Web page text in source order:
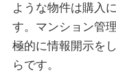
ような物件は購入
す。マンション管
極的に情報開示を
らです。